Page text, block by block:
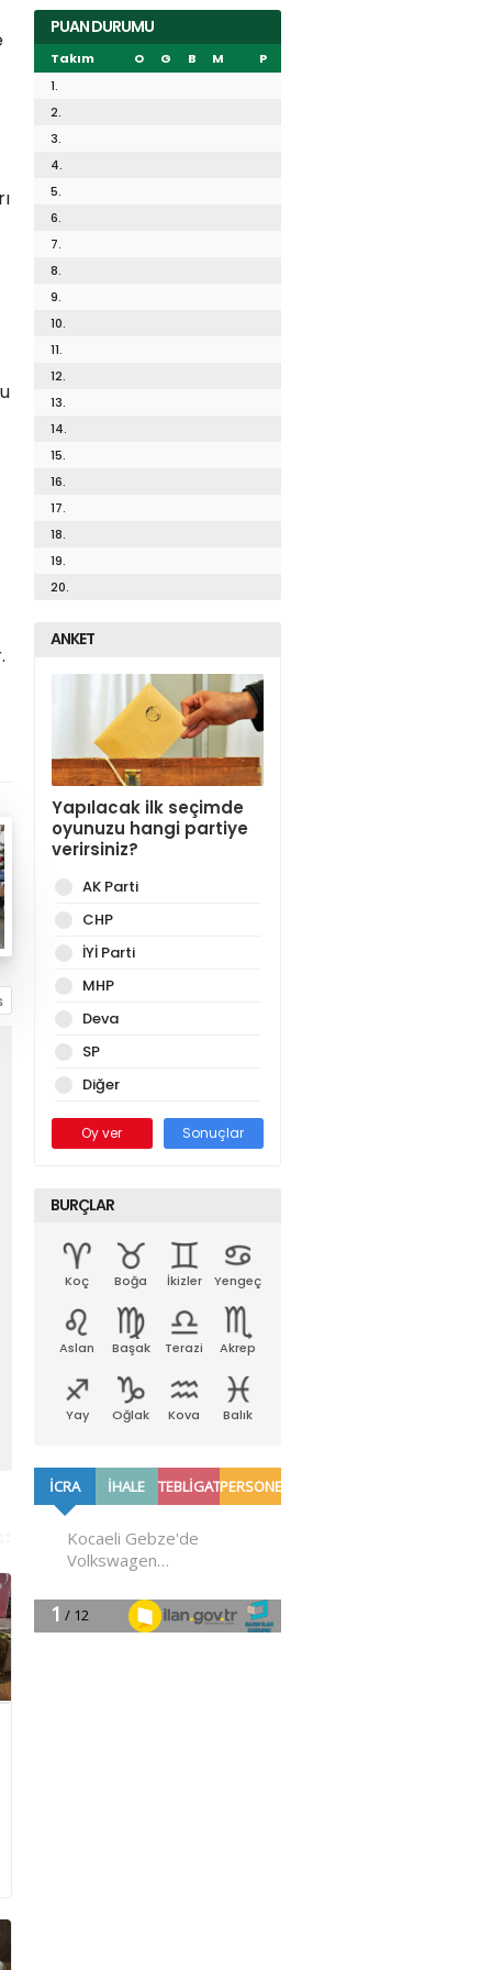
PUAN DURUMU
Takım O G B M
P
1.
2.
3.
4.
5.
6.
7.
8.
9.
10.
11.
12.
13.
14.
15.
16.
17.
18.
19.
20.
ANKET
Yapılacak ilk seçimde
oyunuzu hangi partiye
verirsiniz?
AK Parti
CHP
İYİ Parti
MHP
Deva
SP
Diğer
Oy ver Sonuçlar
BURÇLAR
Koç Boğa İkizler Yengeç
Aslan Başak Terazi Akrep
Yay Oğlak Kova Balık